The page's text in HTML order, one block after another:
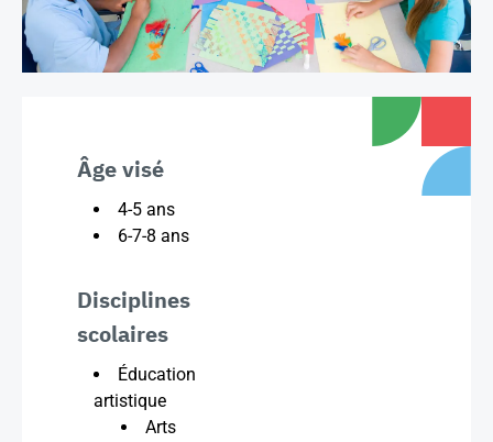
Âge visé
4-5 ans
6-7-8 ans
Disciplines
scolaires
Éducation
artistique
Arts